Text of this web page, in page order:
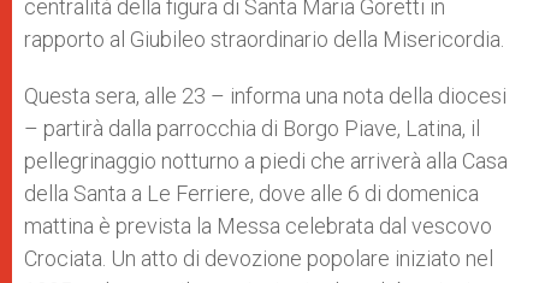
centralità della figura di Santa Maria Goretti in
rapporto al Giubileo straordinario della Misericordia.
Questa sera, alle 23 – informa una nota della diocesi
– partirà dalla parrocchia di Borgo Piave, Latina, il
pellegrinaggio notturno a piedi che arriverà alla Casa
della Santa a Le Ferriere, dove alle 6 di domenica
mattina è prevista la Messa celebrata dal vescovo
Crociata. Un atto di devozione popolare iniziato nel